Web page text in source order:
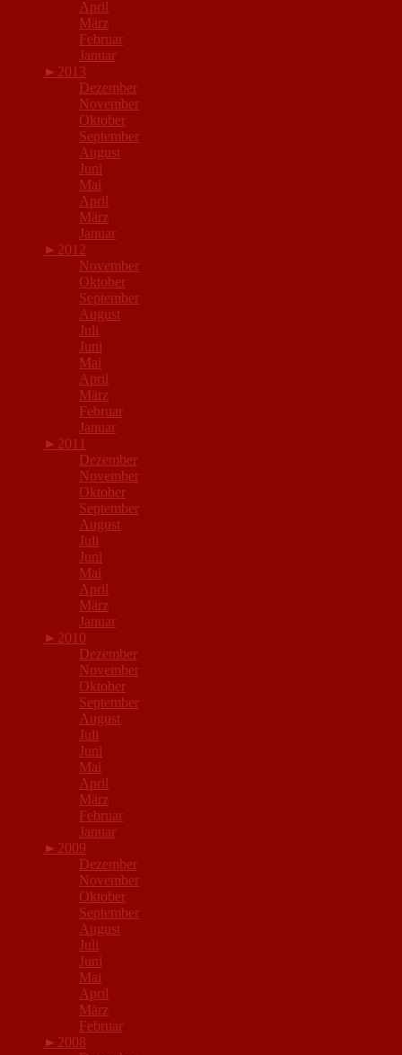
April
März
Februar
Januar
► 2013
Dezember
November
Oktober
September
August
Juni
Mai
April
März
Januar
► 2012
November
Oktober
September
August
Juli
Juni
Mai
April
März
Februar
Januar
► 2011
Dezember
November
Oktober
September
August
Juli
Juni
Mai
April
März
Januar
► 2010
Dezember
November
Oktober
September
August
Juli
Juni
Mai
April
März
Februar
Januar
► 2009
Dezember
November
Oktober
September
August
Juli
Juni
Mai
April
März
Februar
► 2008